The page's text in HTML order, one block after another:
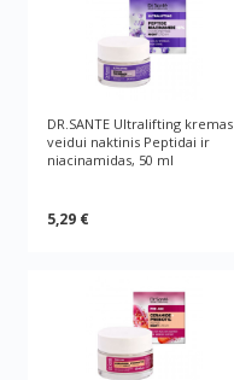
DR.SANTE Ultralifting kremas
veidui naktinis Peptidai ir
niacinamidas, 50 ml
5,29 €